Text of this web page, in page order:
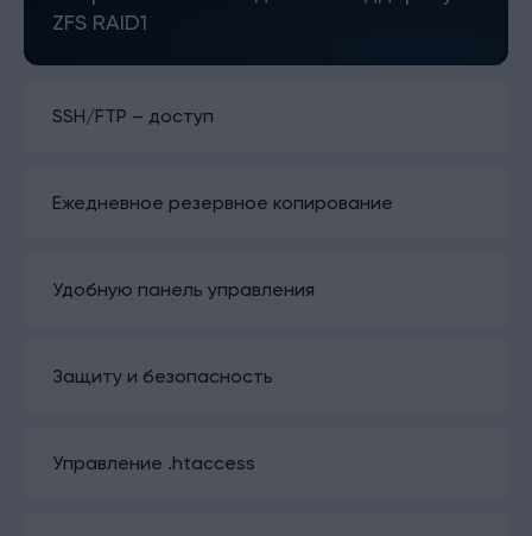
ZFS RAID1
SSH/FTP – доступ
Ежедневное резервное копирование
Удобную панель управления
Защиту и безопасность
Управление .htaccess